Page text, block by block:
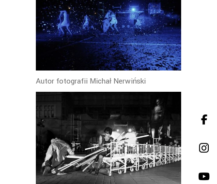
Autor fotografii Michał Nerwiński